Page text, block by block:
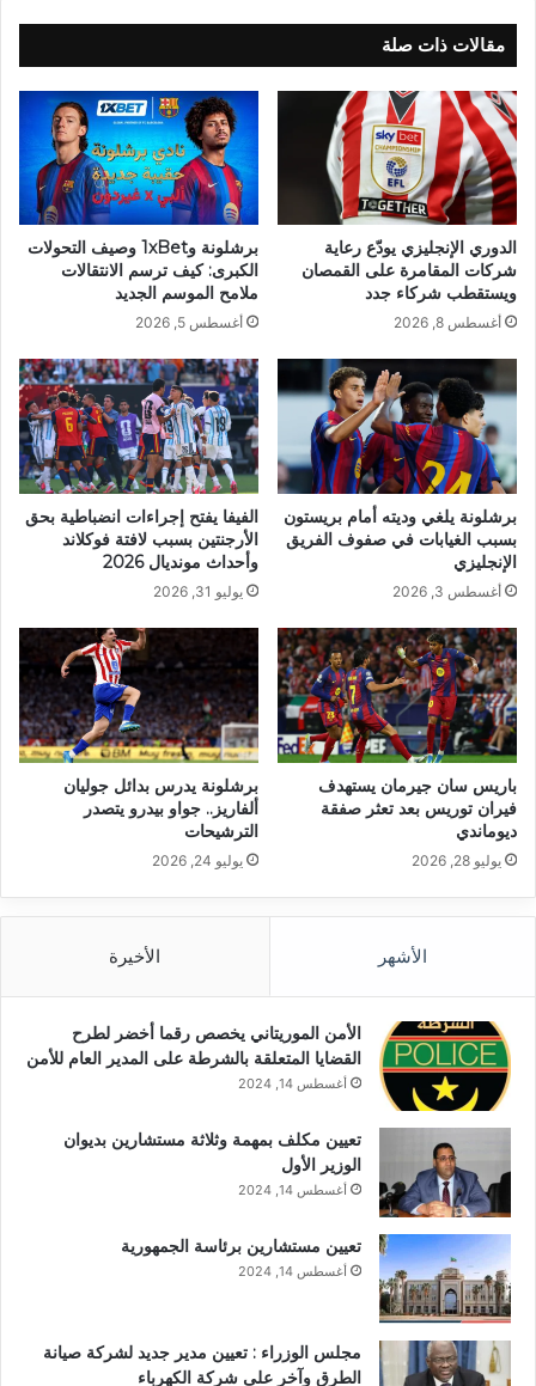
مقالات ذات صلة
الدوري الإنجليزي يودّع رعاية
شركات المقامرة على القمصان
ويستقطب شركاء جدد
أغسطس 8, 2026
برشلونة و1xBet وصيف التحولات
الكبرى: كيف ترسم الانتقالات
ملامح الموسم الجديد
أغسطس 5, 2026
برشلونة يلغي وديته أمام بريستون
بسبب الغيابات في صفوف الفريق
الإنجليزي
أغسطس 3, 2026
الفيفا يفتح إجراءات انضباطية بحق
الأرجنتين بسبب لافتة فوكلاند
وأحداث مونديال 2026
يوليو 31, 2026
باريس سان جيرمان يستهدف
فيران توريس بعد تعثر صفقة
ديوماندي
يوليو 28, 2026
برشلونة يدرس بدائل جوليان
ألفاريز.. جواو بيدرو يتصدر
الترشيحات
يوليو 24, 2026
الأشهر الأخيرة
الأمن الموريتاني يخصص رقما أخضر لطرح
القضايا المتعلقة بالشرطة على المدير العام للأمن
أغسطس 14, 2024
تعيين مكلف بمهمة وثلاثة مستشارين بديوان
الوزير الأول
أغسطس 14, 2024
تعيين مستشارين برئاسة الجمهورية
أغسطس 14, 2024
مجلس الوزراء : تعيين مدير جديد لشركة صيانة
الطرق وآخر على شركة الكهرباء